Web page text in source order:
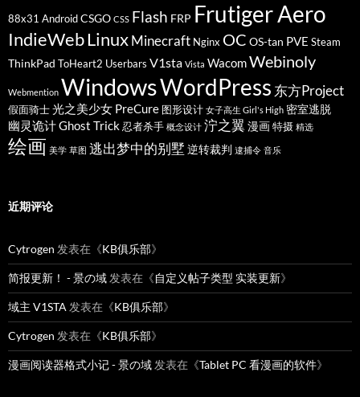
88x31 Android CSGO CSS Flash FRP Frutiger Aero
IndieWebLinuxMinecraft Nginx OC OS-tan PVE Steam
ThinkPad ToHeart2 Userbars V1sta Vista WacomWebinoly
Webmention WindowsWordPress 东方Project
假面骑士 光之美少女 PreCure 图形设计 女子高生 Girl's High 密室逃脱
幽灵诡计 Ghost Trick 忍者杀手 概念设计 泞之翼漫画 特摄 精选
绘画 美学 草图 逃出梦中的别墅 逆转裁判 逮捕令 音乐
近期评论
Cytrogen 发表在《KB俱乐部》
简报更新！ - 景の域发表在《自定义帖子类型 实装更新》
域主 V1STA发表在《KB俱乐部》
Cytrogen 发表在《KB俱乐部》
漫画阅读器格式小记 - 景の域发表在《Tablet PC 看漫画的软件》